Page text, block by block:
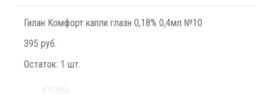
Гилан Комфорт капли глазн 0,18% 0,4мл №10
395 руб.
Остаток: 1 шт.